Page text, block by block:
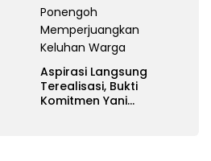
Aspirasi Langsung
Terealisasi, Bukti
Komitmen Yani